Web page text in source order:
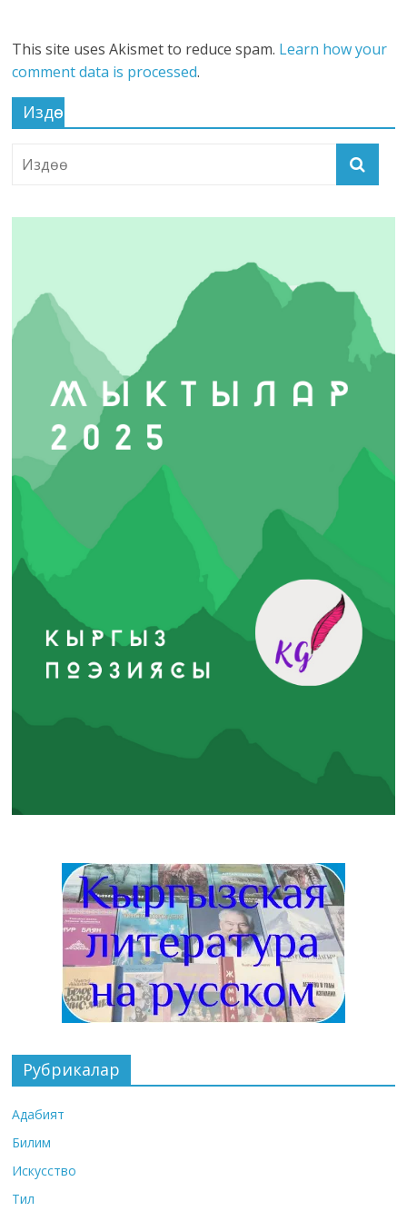
This site uses Akismet to reduce spam. Learn how your
comment data is processed.
Издөө
Рубрикалар
Адабият
Билим
Искусство
Тил